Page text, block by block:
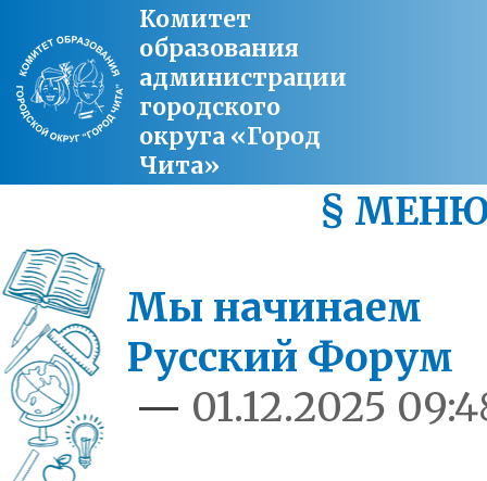
Комитет
образования
администрации
городского
округа «Город
Чита»
§
Мы начинаем
Русский Форум
— 01.12.2025